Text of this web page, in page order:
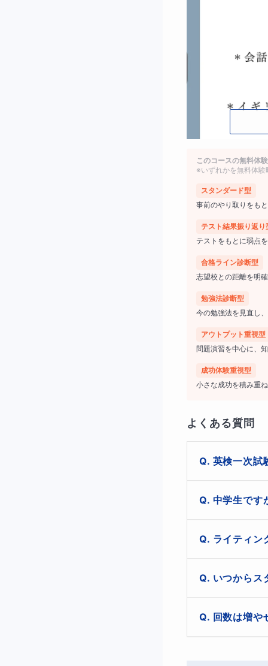
経験豊富な
接対策」で
ーーーーーーーー
このコースの無料体験
※いずれかを無料体
スタンダード型
事前のやり取りをも
テスト結果振り返り
テストをもとに弱点
合格ライン診断型
志望校との距離を明
勉強法診断型
今の勉強法を見直し
アウトプット重視型
問題演習を中心に、
成功体験重視型
小さな成功を積み重
よくある質問
英検一次試
もちろん大丈夫
英検というの
ていなくても大
試験のご準備に
中学生です
はい。中学生、
ライティン
このコースは、
の準備をご希望
いつからス
ご希望の日時を
回数は増や